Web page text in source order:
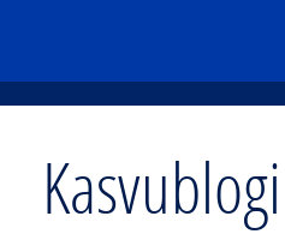
Kasvublogi